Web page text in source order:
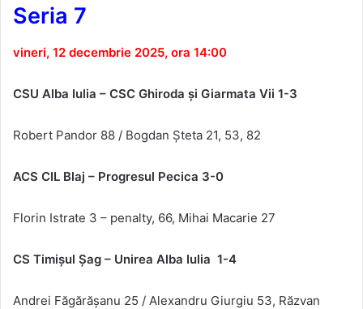
Seria 7
vineri, 12 decembrie 2025, ora 14:00
CSU Alba Iulia – CSC Ghiroda şi Giarmata Vii 1-3
Robert Pandor 88 / Bogdan Șteta 21, 53, 82
ACS CIL Blaj – Progresul Pecica 3-0
Florin Istrate 3 – penalty, 66, Mihai Macarie 27
CS Timişul Şag – Unirea Alba Iulia 1-4
Andrei Făgărășanu 25 / Alexandru Giurgiu 53, Răzvan